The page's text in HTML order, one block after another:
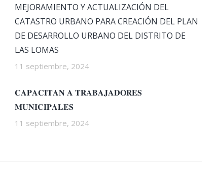
MEJORAMIENTO Y ACTUALIZACIÓN DEL
CATASTRO URBANO PARA CREACIÓN DEL PLAN
DE DESARROLLO URBANO DEL DISTRITO DE
LAS LOMAS
11 septiembre, 2024
𝐂𝐀𝐏𝐀𝐂𝐈𝐓𝐀𝐍 𝐀 𝐓𝐑𝐀𝐁𝐀𝐉𝐀𝐃𝐎𝐑𝐄𝐒
𝐌𝐔𝐍𝐈𝐂𝐈𝐏𝐀𝐋𝐄𝐒
11 septiembre, 2024